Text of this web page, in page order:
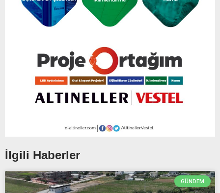
İlgili Haberler
GÜNDEM